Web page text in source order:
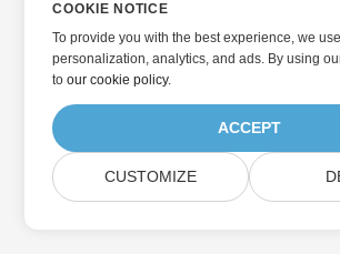
COOKIE NOTICE
To provide you with the best experience, we
personalization, analytics, and ads. By using
toour cookie policy.
ACCEPT
CUSTOMIZE